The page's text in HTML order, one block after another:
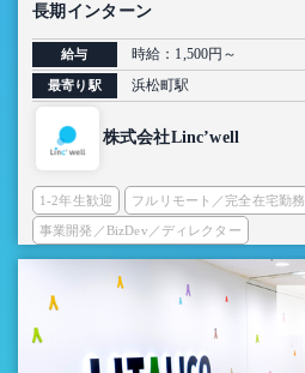
長期インターン
給与 時給：1,500円～
最寄り駅 浜松町駅
株式会社Linc’well
1-2年生歓迎 フルリモート／完全在宅勤務
事業開発／BizDev／ディレクター